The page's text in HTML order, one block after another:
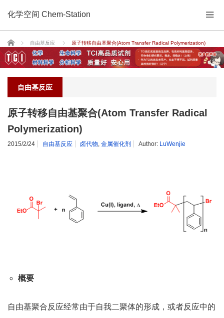
化学空间 Chem-Station
Home 自由基反应 原子转移自由基聚合(Atom Transfer Radical Polymerization)
自由基反应
原子转移自由基聚合(Atom Transfer Radical
Polymerization)
2015/2/24 自由基反应 卤代物 金属催化剂 Author: LuWenjie
概要
自由基聚合反应经常由于自我二聚体的形成，或者反应中的